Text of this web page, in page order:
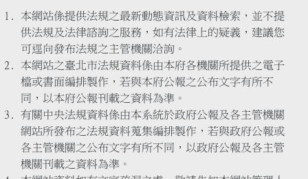
本網站係提供法規之最新動態資訊及資料檢索，並不提
供法規及法律諮詢之服務，如有法律上的疑義，建議您
可逕向發布法規之主管機關洽詢。
本網站之臺北市法規資料係由本府各機關所提供之電子
檔或書面編排製作，若與本府公報之公布文字有所不
同，以本府公報刊載之資料為準。
有關中央法規資料係由本系統於政府公報及各主管機關
網站所發布之法規資料蒐集編排製作，若與政府公報或
各主管機關之公布文字有所不同，以政府公報及各主管
機關刊載之資料為準。